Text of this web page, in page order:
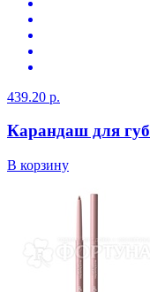
439.20 р.
Карандаш для губ
В корзину